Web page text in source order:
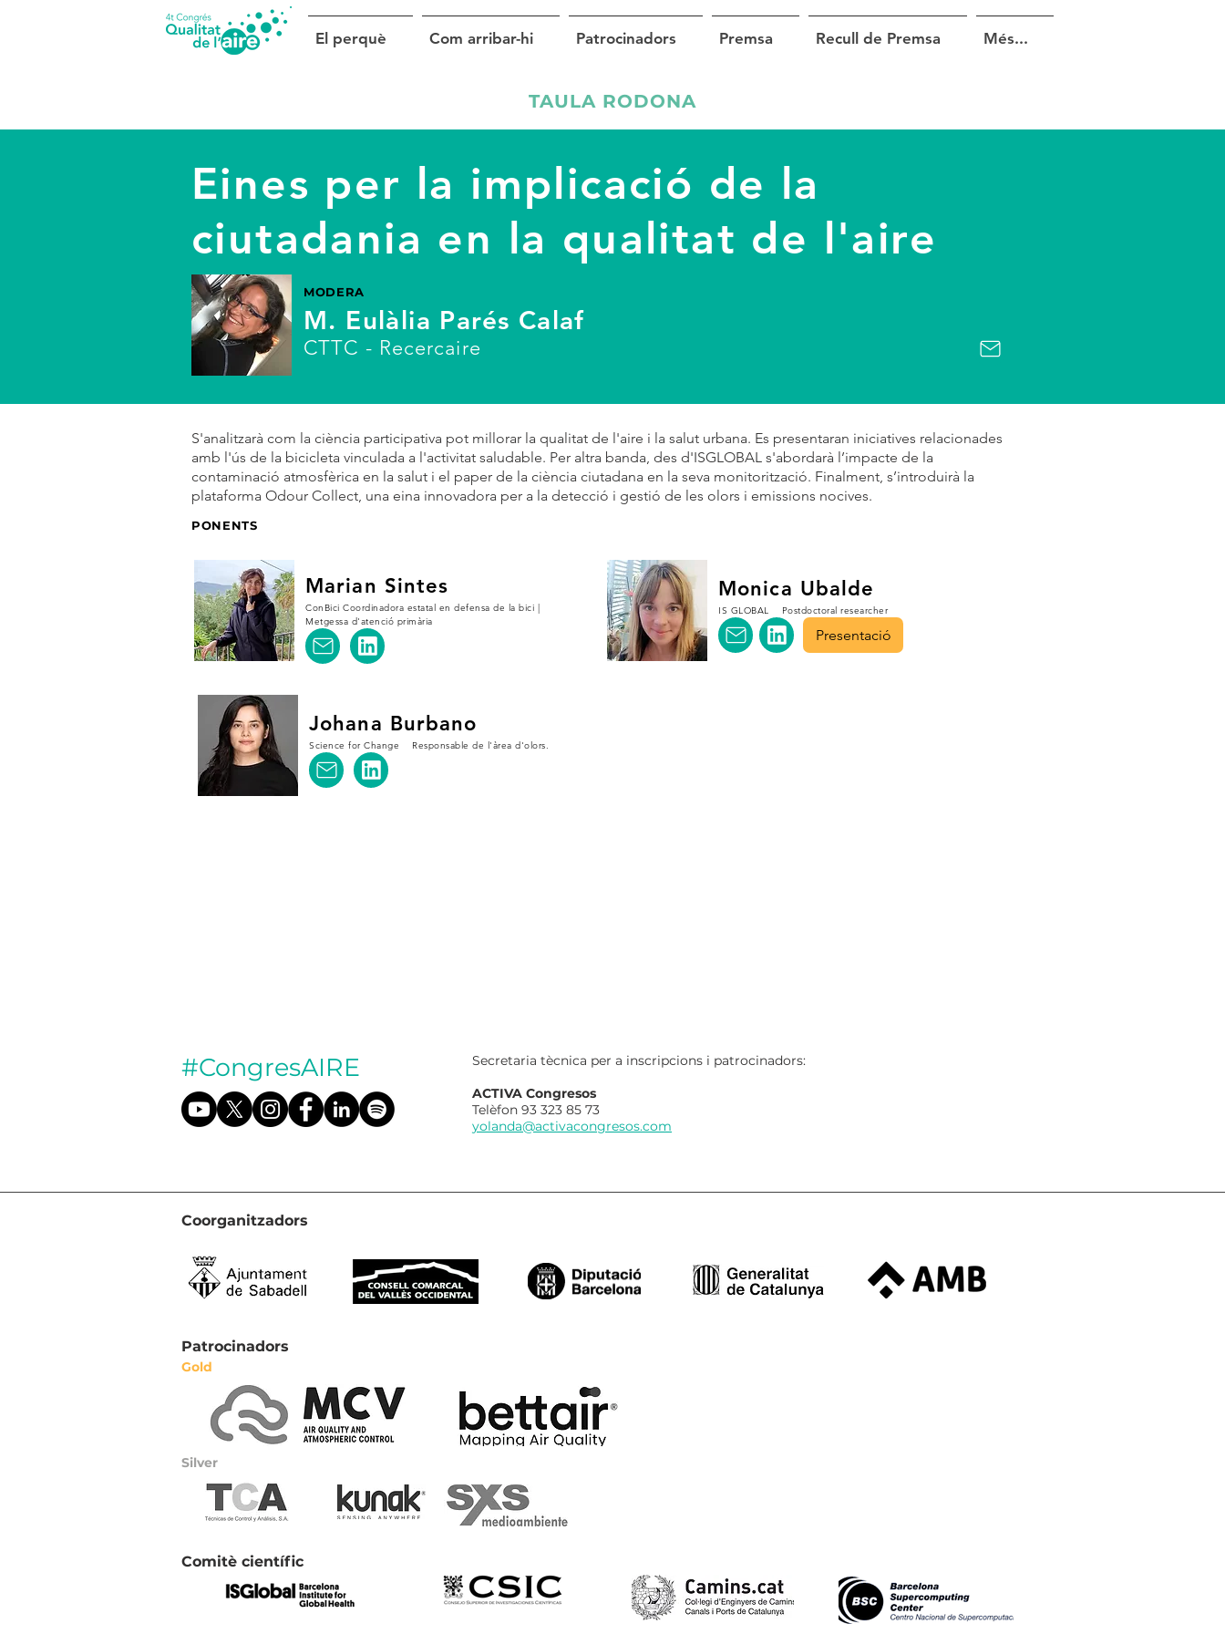
El perquè Com arribar-hi Patrocinadors Premsa Recull de Premsa Més...
TAULA RODONA
Eines per la implicació de la
ciutadania en la qualitat de l'aire
MODERA
CTTC - Recercaire
M. Eulàlia Parés Calaf
S'analitzarà com la ciència participativa pot millorar la qualitat de l'aire i la salut urbana. Es presentaran iniciatives relacionades
amb l'ús de la bicicleta vinculada a l'activitat saludable. Per altra banda, des d'ISGLOBAL s'abordarà l’impacte de la
contaminació atmosfèrica en la salut i el paper de la ciència ciutadana en la seva monitorització. Finalment, s’introduirà la
plataforma Odour Collect, una eina innovadora per a la detecció i gestió de les olors i emissions nocives.
PONENTS
Marian Sintes
ConBici Coordinadora estatal en defensa de la bici |
Metgessa d'atenció primària
Monica Ubalde
IS GLOBAL Postdoctoral researcher
Presentació
Johana Burbano
Science for Change Responsable de l'àrea d'olors.
#CongresAIRE
Secretaria tècnica per a inscripcions i patrocinadors:
ACTIVA Congresos
Telèfon 93 323 85 73
yolanda@activacongresos.com
Coorganitzadors
Patrocinadors
Gold
Silver
Comitè científic